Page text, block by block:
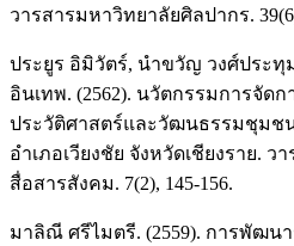
วารสารมหาวิทยาลัยศิลปากร.
ประยูร อิมิวัตร์, นำขวัญ วงศ์ประ
อินเทพ. (2562). นวัตกรรมการจัดก
ประวัติศาสตร์และวัฒนธรรมชุมช
อำเภอเวียงชัย จังหวัดเชียงราย. ว
สื่อสารสังคม. 7(2), 145-156.
มาลิณี ศรีไมตรี. (2559). การพัฒน